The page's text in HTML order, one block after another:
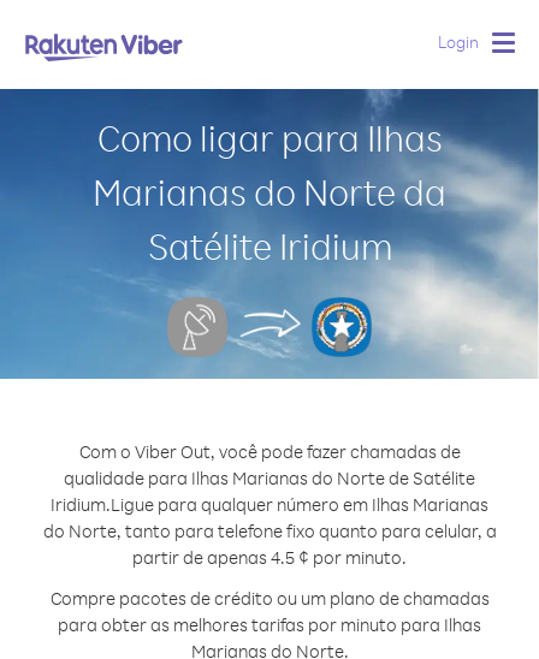
Login
Como ligar para Ilhas
Marianas do Norte da
Satélite Iridium
Com o Viber Out, você pode fazer chamadas de
qualidade para Ilhas Marianas do Norte de Satélite
Iridium.Ligue para qualquer número em Ilhas Marianas
do Norte, tanto para telefone fixo quanto para celular, a
partir de apenas 4.5 ¢ por minuto.
Compre pacotes de crédito ou um plano de chamadas
para obter as melhores tarifas por minuto para Ilhas
Marianas do Norte.